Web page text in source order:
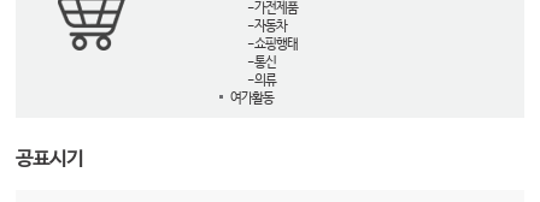
- 가전제품
- 자동차
- 쇼핑행태
- 통신
- 의류
여가활동
공표시기